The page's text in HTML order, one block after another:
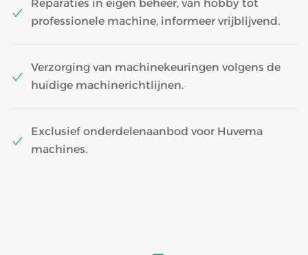
Reparaties in eigen beheer, van hobby tot
professionele machine, informeer vrijblijvend.
Verzorging van machinekeuringen volgens de
huidige machinerichtlijnen.
Exclusief onderdelenaanbod voor Huvema
machines.